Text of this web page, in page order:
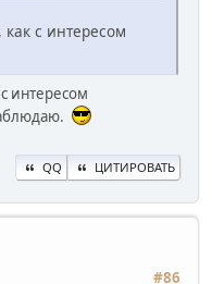
с интересом
интересом
QQ ЦИТИРОВАТЬ
#86